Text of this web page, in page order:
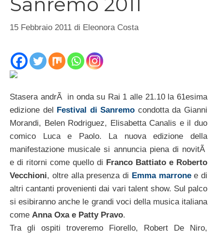
15 Febbraio 2011 di Eleonora Costa
Stasera andrÃ in onda su Rai 1 alle 21.10 la 61esima
edizione del
Festival di Sanremo condotta da Gianni
Morandi, Belen Rodriguez, Elisabetta Canalis e il duo
comico Luca e Paolo. La nuova edizione della
manifestazione musicale si annuncia piena di novitÃ
e di ritorni come quello di Franco Battiato e Roberto
Vecchioni, oltre alla presenza di Emma marronee di
altri cantanti provenienti dai vari talent show. Sul palco
si esibiranno anche le grandi voci della musica italiana
come Anna Oxa e Patty Pravo.
Tra gli ospiti troveremo Fiorello, Robert De Niro,